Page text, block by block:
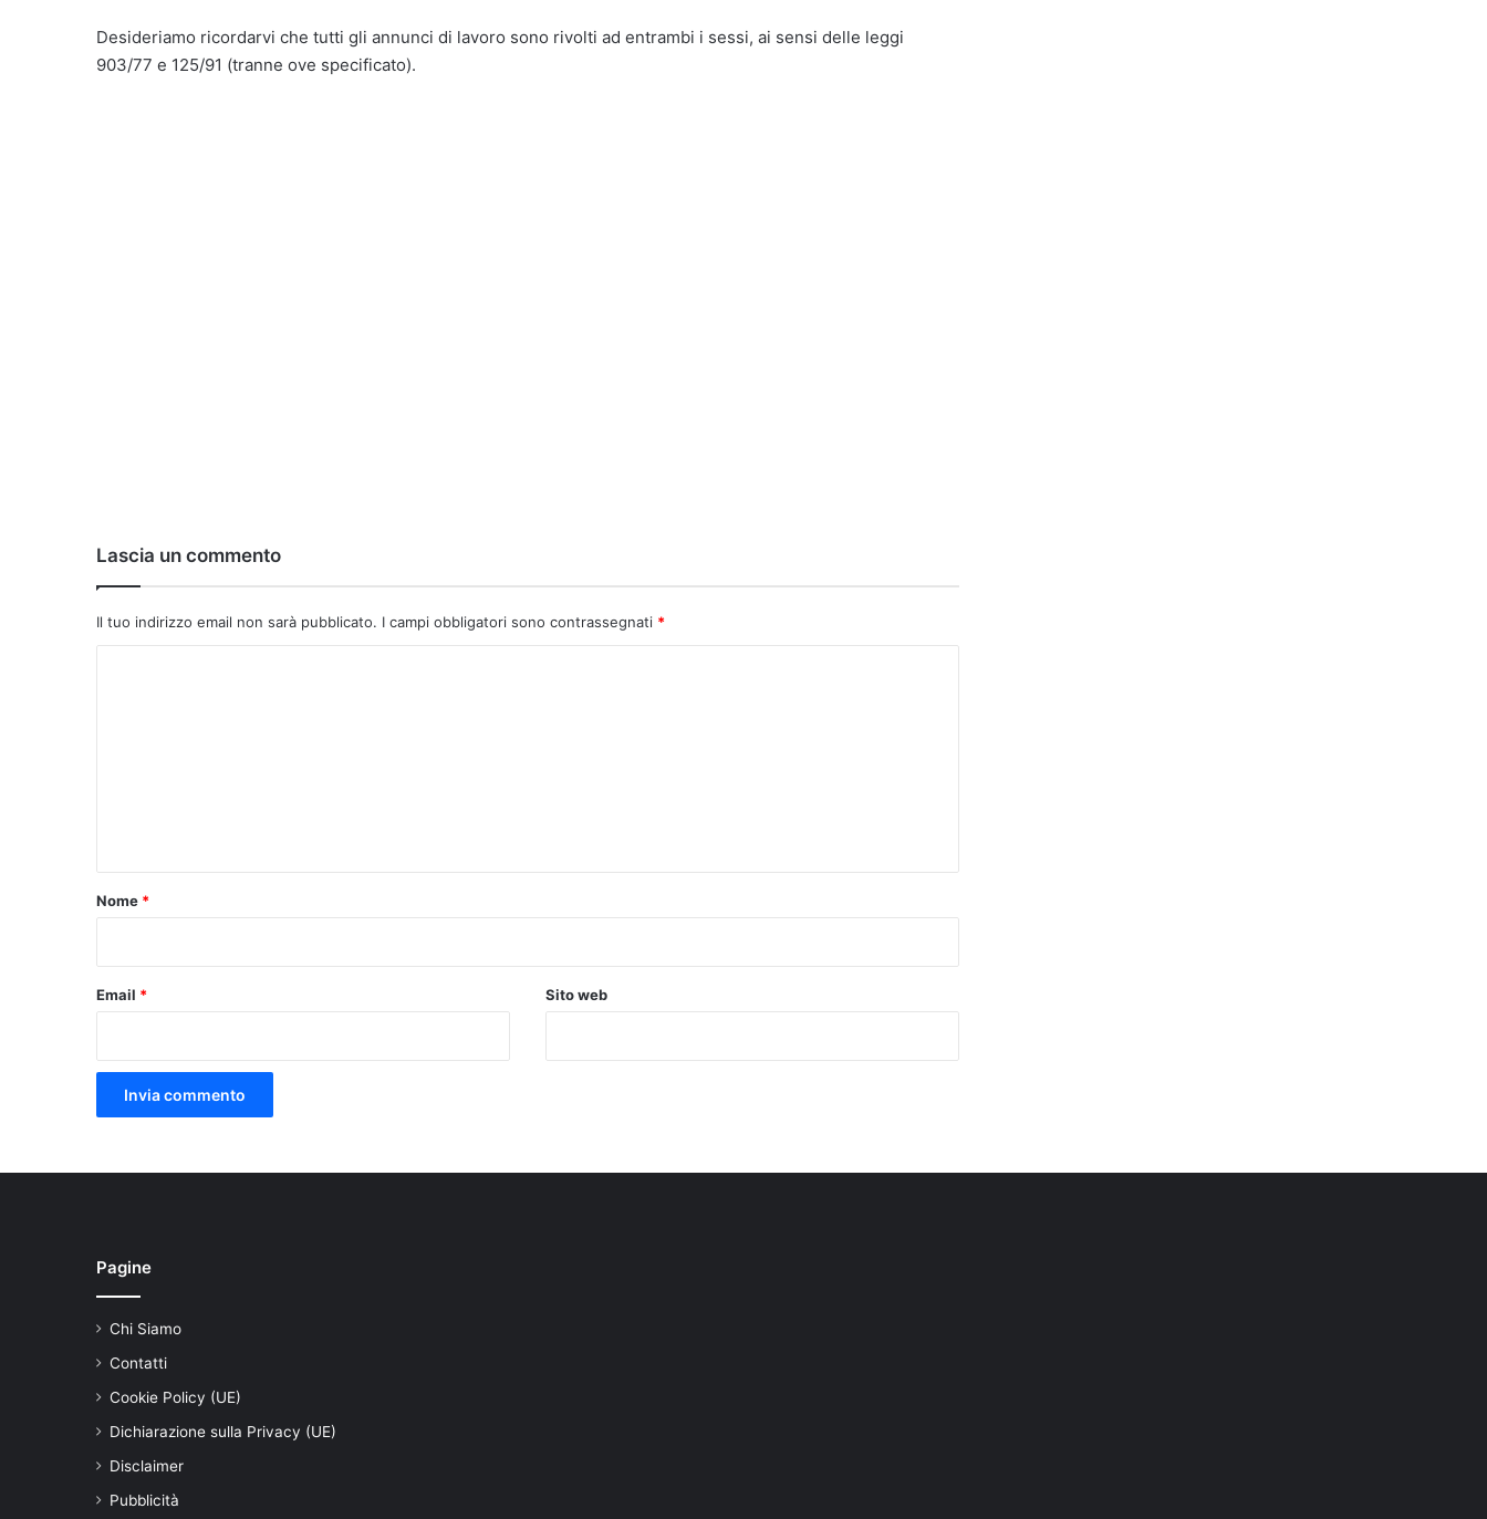
Desideriamo ricordarvi che tutti gli annunci di lavoro sono rivolti ad entrambi i sessi, ai sensi delle leggi
903/77 e 125/91 (tranne ove specificato).
Lascia un commento
Il tuo indirizzo email non sarà pubblicato. I campi obbligatori sono contrassegnati *
o
Nome *
Email * Sito web
Pagine
Chi Siamo
Contatti
Cookie Policy (UE)
Dichiarazione sulla Privacy (UE)
Disclaimer
Pubblicità